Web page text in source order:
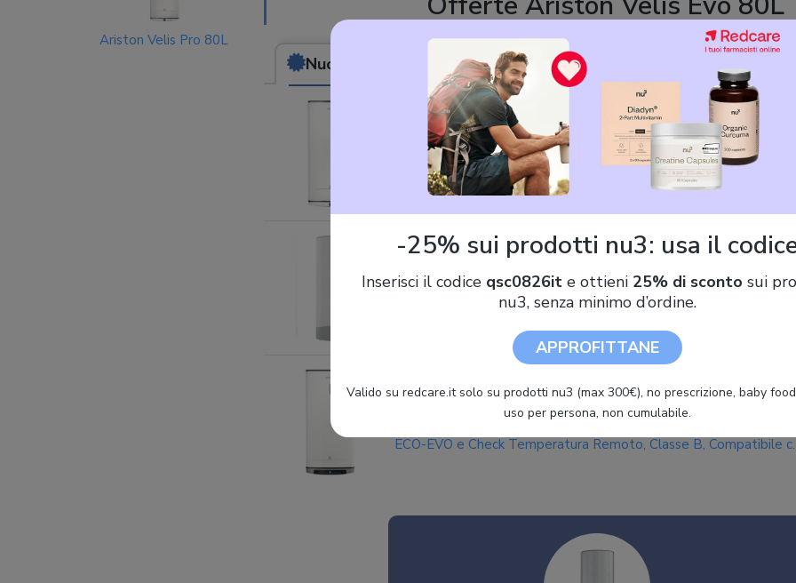
Nuovo
ARISTON SCALDABAGNO ELETTRICO ARISTON VELIS PRO 80
LT GARANZIA 5 ANNI
Ariston Scaldabagno Elettrico Ariston Velis Dune 80 Litri con
3626295 - Installazione Verticale/Orizzontale
Ariston Velis Dune Wifi - Scaldabagno Elettrico 80 Litri Verticale e
Orizzontale 275x506x776 - Boiler Elettrico 2 Serbatoi, Funzione
ECO-EVO e Check Temperatura Remoto, Classe B, Compatibile
Ariston Velis Pro 80L
-25% sui prodotti nu3: usa il
Inserisci il codice qsc0826ite ottieni 25% di sconto sui
nu3, senza minimo d’ordine.
APPROFITTANE
Valido su redcare.it solo su prodotti nu3 (max 300€), no prescrizione, baby
uso per persona, non cumulabile.